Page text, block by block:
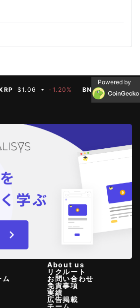
-1.20% BNB $593.11 0.40%
Powered by
About us
リクルート
お問い合わせ
免責事項
実績
広告掲載
チーム